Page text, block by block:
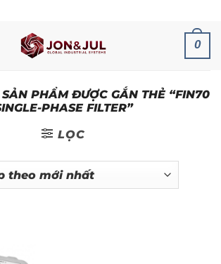
0
SẢN PHẨM ĐƯỢC GẮN THẺ “FIN70
PHASE FILTER”
LỌC